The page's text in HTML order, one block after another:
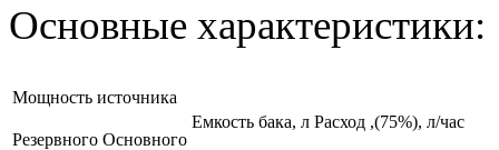
Основные характеристики:
Мощность источника
Емкость бака, л Расход ,(75%), л/час
Резервного Основного